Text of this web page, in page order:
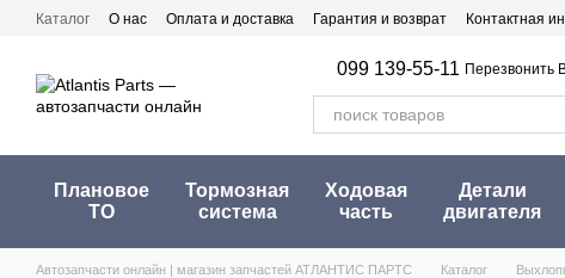
Перейти к основному контенту
Каталог О нас Оплата и доставка Гарантия и возврат Контактная
099 139-55-11 Перезвонить
Плановое
ТО
Тормозная
система
Ходовая
часть
Детали
двигателя
Автозапчасти онлайн | магазин запчастей АТЛАНТИС ПАРТС Каталог